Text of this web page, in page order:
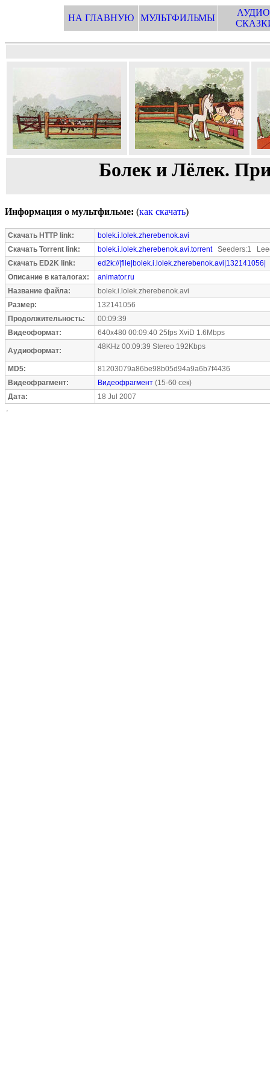
НА ГЛАВНУЮ МУЛЬТФИЛЬМЫ
Болек и Лёлек.
Информация о мультфильме: (как скачать)
Скачать HTTP link:
bolek.i.lolek.zherebenok.avi
Скачать Torrent link:
bolek.i.lolek.zherebenok.avi.torrentSeeders:1
Скачать ED2K link:
ed2k://|file|bolek.i.lolek.zherebenok.avi|132141056|
Описание в каталогах:
animator.ru
Название файла:
bolek.i.lolek.zherebenok.avi
Размер:
132141056
Продолжительность:
00:09:39
Видеоформат:
640x480 00:09:40 25fps XviD 1.6Mbps
Аудиоформат: 48KHz 00:09:39 Stereo 192Kbps
MD5:
81203079a86be98b05d94a9a6b7f4436
Видеофрагмент:
Видеофрагмент (15-60 сек)
Дата:
18 Jul 2007